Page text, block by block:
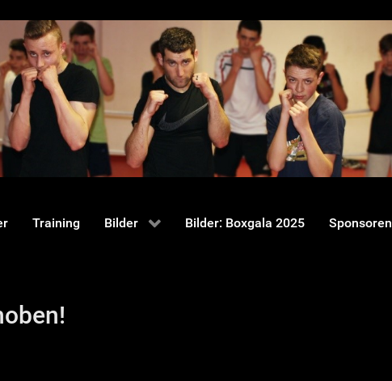
Training Bilder Bilder: Boxgala 2025 Sponsoren